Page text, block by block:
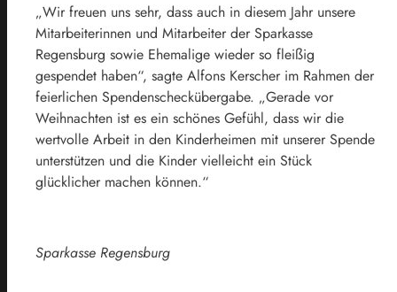
„Wir freuen uns sehr, dass auch in diesem Jahr unsere
Mitarbeiterinnen und Mitarbeiter der Sparkasse
Regensburg sowie Ehemalige wieder so fleißig
gespendet haben“, sagte Alfons Kerscher im Rahmen der
feierlichen Spendenscheckübergabe. „Gerade vor
Weihnachten ist es ein schönes Gefühl, dass wir die
wertvolle Arbeit in den Kinderheimen mit unserer Spende
unterstützen und die Kinder vielleicht ein Stück
glücklicher machen können.“
Sparkasse Regensburg